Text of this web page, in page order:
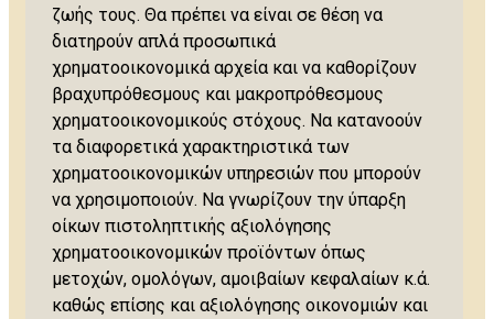
ζωής τους. Θα πρέπει να είναι σε θέση να
διατηρούν απλά προσωπικά
χρηματοοικονομικά αρχεία και να καθορίζουν
βραχυπρόθεσμους και μακροπρόθεσμους
χρηματοοικονομικούς στόχους. Να κατανοούν
τα διαφορετικά χαρακτηριστικά των
χρηματοοικονομικών υπηρεσιών που μπορούν
να χρησιμοποιούν. Να γνωρίζουν την ύπαρξη
οίκων πιστοληπτικής αξιολόγησης
χρηματοοικονομικών προϊόντων όπως
μετοχών, ομολόγων, αμοιβαίων κεφαλαίων κ.ά.
καθώς επίσης και αξιολόγησης οικονομιών και